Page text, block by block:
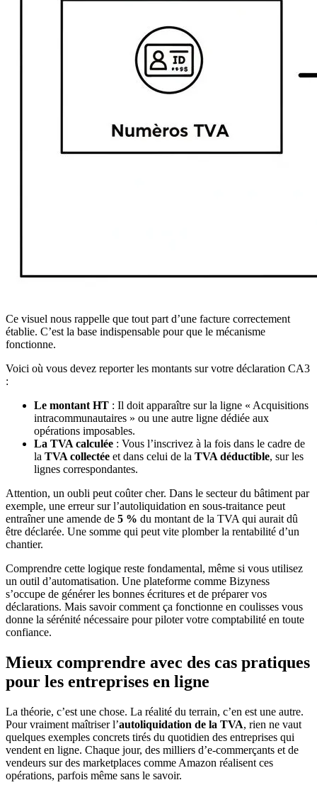
Ce visuel nous rappelle que tout part d’une facture correctement
établie. C’est la base indispensable pour que le mécanisme
fonctionne.
Voici où vous devez reporter les montants sur votre déclaration CA3
:
Le montant HT : Il doit apparaître sur la ligne « Acquisitions
intracommunautaires » ou une autre ligne dédiée aux
opérations imposables.
La TVA calculée : Vous l’inscrivez à la fois dans le cadre de
la TVA collectée et dans celui de la TVA déductible, sur les
lignes correspondantes.
Attention, un oubli peut coûter cher. Dans le secteur du bâtiment par
exemple, une erreur sur l’autoliquidation en sous-traitance peut
entraîner une amende de 5 % du montant de la TVA qui aurait dû
être déclarée. Une somme qui peut vite plomber la rentabilité d’un
chantier.
Comprendre cette logique reste fondamental, même si vous utilisez
un outil d’automatisation. Une plateforme comme Bizyness
s’occupe de générer les bonnes écritures et de préparer vos
déclarations. Mais savoir comment ça fonctionne en coulisses vous
donne la sérénité nécessaire pour piloter votre comptabilité en toute
confiance.
Mieux comprendre avec des cas pratiques
pour les entreprises en ligne
La théorie, c’est une chose. La réalité du terrain, c’en est une autre.
Pour vraiment maîtriser l’autoliquidation de la TVA, rien ne vaut
quelques exemples concrets tirés du quotidien des entreprises qui
vendent en ligne. Chaque jour, des milliers d’e-commerçants et de
vendeurs sur des marketplaces comme Amazon réalisent ces
opérations, parfois même sans le savoir.